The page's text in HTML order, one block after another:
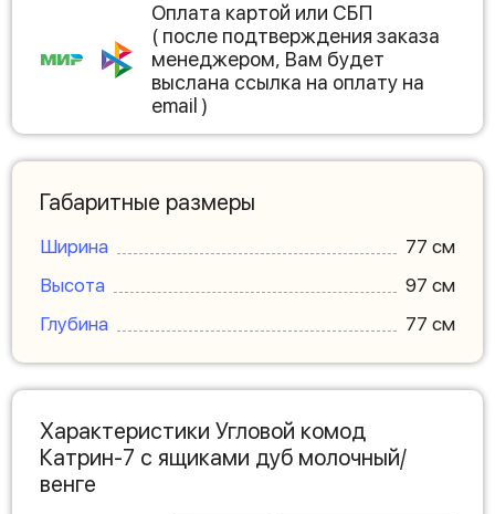
Оплата картой или СБП
( после подтверждения заказа
менеджером, Вам будет
выслана ссылка на оплату на
email )
Габаритные размеры
Ширина
77 см
Высота
97 см
Глубина
77 см
Характеристики Угловой комод
Катрин-7 с ящиками дуб молочный/
венге